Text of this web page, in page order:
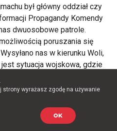
był główny oddział czy
Propagandy Komendy
dwuosobowe patrole.
poruszania się
nas w kierunku Woli,
sytuacja wojskowa, gdzie
są Niemcy, jaka jest w
sytuację ludności
obserwacje. Myśmy to robili,
w tych patrolach.
wyrażasz zgodę na używanie
OK